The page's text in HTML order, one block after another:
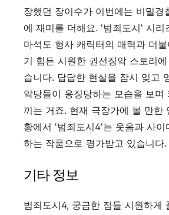
장했던 장이수가 이번에는 비밀경
에 재미를 더해요. '범죄도시' 시리
마석도 형사 캐릭터의 매력과 더
기 힘든 시원한 권선징악 스토리
습니다. 답답한 현실을 잠시 잊고
악당들이 응징당하는 모습을 보며
끼는 거죠. 현재 극장가에 볼 만한
황에서 '범죄도시4'는 웃음과 사이
하는 작품으로 평가받고 있습니다.
기타 정보
범죄도시4, 궁금한 점들 시원하게